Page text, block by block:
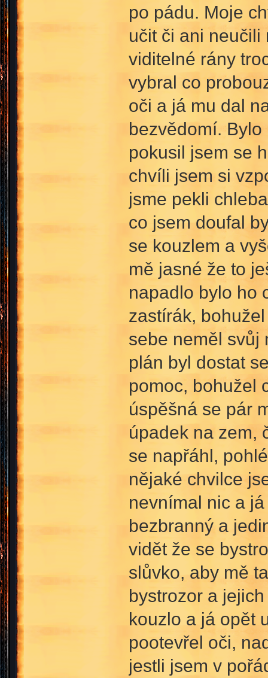
po pádu. Moje
učit či ani
viditelné rány
vybral co
oči a já mu dal
bezvědomí.
pokusil jsem se
chvíli jsem si
jsme pekli
co jsem doufal
se kouzlem a
mě jasné že to
napadlo bylo ho
zastírák,
sebe neměl svůj
plán byl dostat
pomoc, bohužel
úspěšná se pár
úpadek na zem,
se napřáhl,
nějaké chvilce
nevnímal nic a
bezbranný a
vidět že se
slůvko, aby mě
bystrozor a
kouzlo a já opět
pootevřel oči,
jestli jsem v